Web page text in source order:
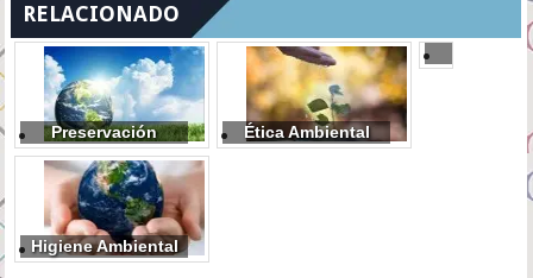
RELACIONADO
Preservación Ética Ambiental
Higiene Ambiental